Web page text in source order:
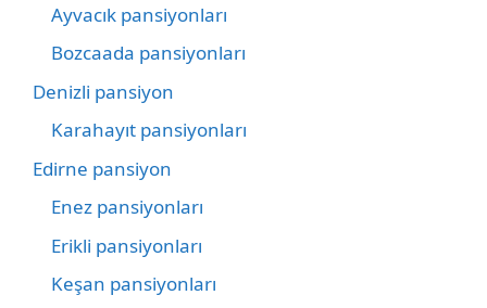
Ayvacık pansiyonları
Bozcaada pansiyonları
Denizli pansiyon
Karahayıt pansiyonları
Edirne pansiyon
Enez pansiyonları
Erikli pansiyonları
Keşan pansiyonları